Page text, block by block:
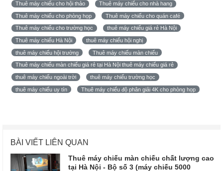
Thuê máy chiếu cho hội thảo Thuê máy chiếu cho nhà hang
Thuê máy chiếu cho phòng họp Thuê máy chiếu cho quán café
Thuê máy chiếu cho trường học thuê máy chiếu giá rẻ Hà Nội
Thuê máy chiếu Hà Nội thuê máy chiếu hội nghị
thuê máy chiếu hội trường Thuê máy chiếu màn chiếu
Thuê máy chiếu màn chiếu giá rẻ tại Hà Nội thuê máy chiếu giá rẻ
thuê máy chiếu ngoài trời thuê máy chiếu trường học
thuê máy chiếu uy tín Thuê máy chiếu độ phân giải 4K cho phòng họp
BÀI VIẾT LIÊN QUAN
Thuê máy chiếu màn chiếu chất lượng cao
tại Hà Nội - Bộ số 3 (máy chiếu 5000